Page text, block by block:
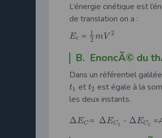
L’énergie cinétique est
de translation on a :
Ec =
1
2 mV 2
B. EnoncÃ© du
Dans un référentiel
t1 ett2 est égale à la
les deux instants.
ΔEC = ΔEC2 - ΔEC2